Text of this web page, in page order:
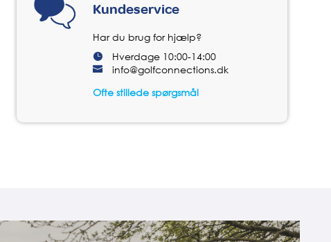
Kundeservice
Har du brug for hjælp?
Hverdage 10:00-14:00
info@golfconnections.dk
Ofte stillede spørgsmål